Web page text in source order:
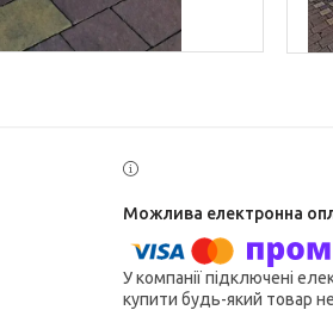
У компанії підключені
купити будь-який товар